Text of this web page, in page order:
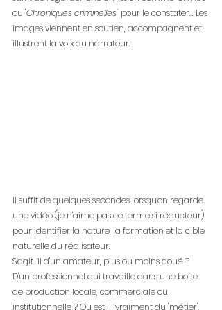
ou "Chroniques criminelles" pour le constater... Les
images viennent en soutien, accompagnent et
illustrent la voix du narrateur.
Il suffit de quelques secondes lorsqu'on regarde
une vidéo (je n'aime pas ce terme si réducteur)
pour identifier la nature, la formation et la cible
naturelle du réalisateur.
S'agit-il d'un amateur, plus ou moins doué ?
D'un professionnel qui travaille dans une boite
de production locale, commerciale ou
institutionnelle ? Ou est-il vraiment du "métier",